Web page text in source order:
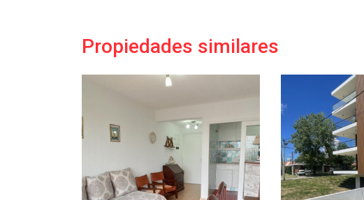
Propiedades similares